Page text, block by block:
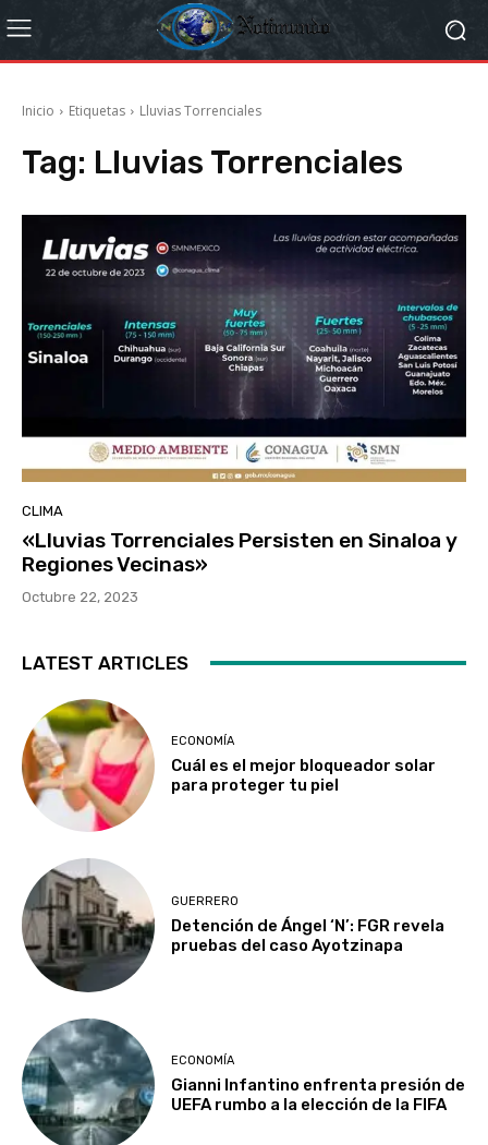
Inicio Etiquetas Lluvias Torrenciales
Tag: Lluvias Torrenciales
CLIMA
«Lluvias Torrenciales Persisten en Sinaloa y
Regiones Vecinas»
Octubre 22, 2023
LATEST ARTICLES
ECONOMÍA
Cuál es el mejor bloqueador solar
para proteger tu piel
GUERRERO
Detención de Ángel ‘N’: FGR revela
pruebas del caso Ayotzinapa
ECONOMÍA
Gianni Infantino enfrenta presión de
UEFA rumbo a la elección de la FIFA